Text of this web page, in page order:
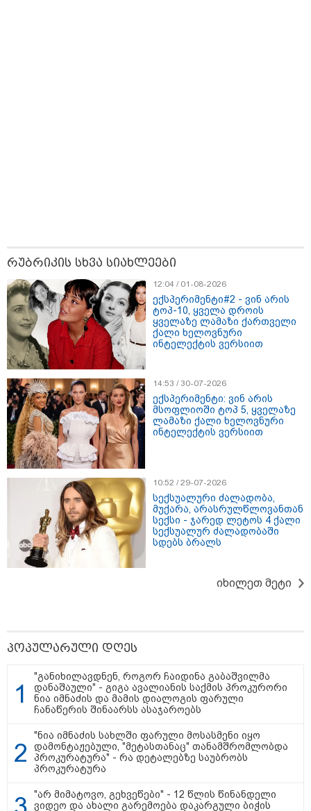
გადავარჩინეთ - აი, 2012 წლის
"გამარჯვება" ვინც იზეიმეთ,
სწორედ ეგ იყო ქართული
ისტორიული კატასტროფა და
რაც რუსმა ჯარით ვერ აიღო,
შიდა ღალატით გაინაღდა" -
მიხეილ სააკაშვილი
კატეგორიის ყველა სიახლე
„რიკოთის მსგავსი რთული
საინჟინრო ობიექტების მოვლა-
პატრონობა განსაკუთრებულ
პასუხისმგებლობას მოითხოვს“-
რატომ გახდა საჭირო გზების
მოვლა-პატრონობისთვის
სახელმწიფო კომპანიის შექმნა
„რუსთაველზე მდებარე
სასტუმროები 40-50%-იან
გაუქმებებს იღებენ, საკმაოდ დიდი
ზარალისკენ წავალთ - მეგონა,
ვიღაც მოიფიქრებდა და ბიზნესს
რუბრიკის სხვა სიახლეები
12:04 / 01-08-2026
ექსპერიმენტი#2 - ვინ არის
ტოპ-10, ყველა დროის
ყველაზე ლამაზი ქართველი
ქალი ხელოვნური
ინტელექტის ვერსიით
14:53 / 30-07-2026
ექსპერიმენტი: ვინ არის
მსოფლიოში ტოპ 5, ყველაზე
ლამაზი ქალი ხელოვნური
ინტელექტის ვერსიით
10:52 / 29-07-2026
სექსუალური ძალადობა,
მუქარა, არასრულწლოვანთან
სექსი - ჯარედ ლეტოს 4 ქალი
სექსუალურ ძალადობაში
სდებს ბრალს
იხილეთ მეტი
პოპულარული დღეს
"განიხილავდნენ, როგორ ჩაიდინა გაბაშვილმა
დანაშაული" - გიგა ავალიანის საქმის პროკურორი
ნია იმნაძის და მამის დიალოგის ფარული
ჩანაწერის შინაარსს ასაჯაროებს
"ნია იმნაძის სახლში ფარული მოსასმენი იყო
დამონტაჟებული, "მეტასთანაც" თანამშრომლობდა
პროკურატურა" - რა დეტალებზე საუბრობს
პროკურატურა
"არ მიმატოვო, გეხვეწები" - 12 წლის წინანდელი
ვიდეო და ახალი გარემოება დაკარგული ბიჭის